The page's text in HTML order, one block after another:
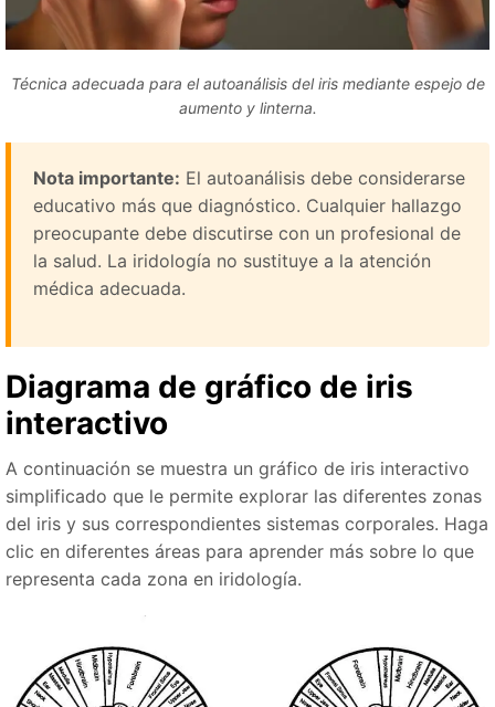
Técnica adecuada para el autoanálisis del iris mediante espejo de
aumento y linterna.
Nota importante: El autoanálisis debe considerarse
educativo más que diagnóstico. Cualquier hallazgo
preocupante debe discutirse con un profesional de
la salud. La iridología no sustituye a la atención
médica adecuada.
Diagrama de gráfico de iris
interactivo
A continuación se muestra un gráfico de iris interactivo
simplificado que le permite explorar las diferentes zonas
del iris y sus correspondientes sistemas corporales. Haga
clic en diferentes áreas para aprender más sobre lo que
representa cada zona en iridología.